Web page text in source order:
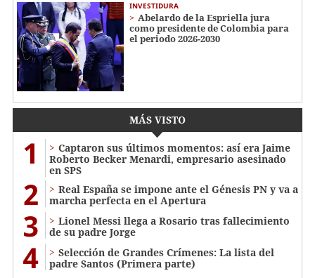
INVESTIDURA
Abelardo de la Espriella jura
como presidente de Colombia para
el periodo 2026-2030
MÁS VISTO
1
Captaron sus últimos momentos: así era Jaime
Roberto Becker Menardi​​​, empresario asesinado
en SPS
2
Real España se impone ante el Génesis PN y va a
marcha perfecta en el Apertura
3
Lionel Messi llega a Rosario tras fallecimiento
de su padre Jorge
4
Selección de Grandes Crímenes: La lista del
padre Santos (Primera parte)